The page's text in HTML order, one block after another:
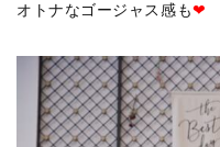
オトナなゴージャス感も❤